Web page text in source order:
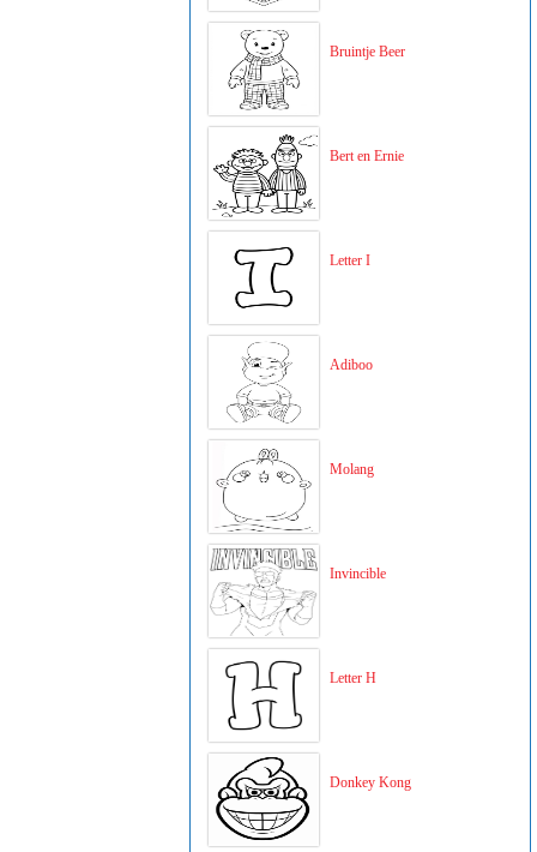
Bruintje Beer
Bert en Ernie
Letter I
Adiboo
Molang
Invincible
Letter H
Donkey Kong